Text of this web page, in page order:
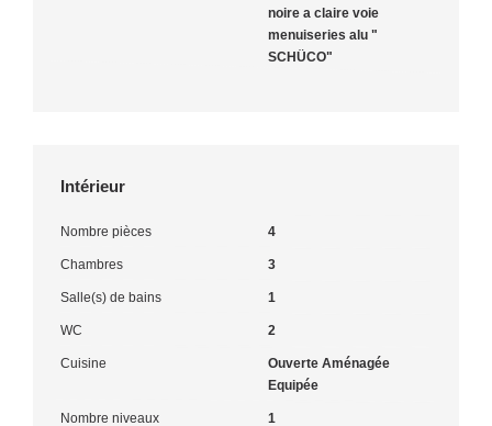
noire a claire voie
menuiseries alu "
SCHÜCO"
Intérieur
Nombre pièces 4
Chambres 3
Salle(s) de bains 1
WC 2
Cuisine
Ouverte Aménagée
Equipée
Nombre niveaux 1